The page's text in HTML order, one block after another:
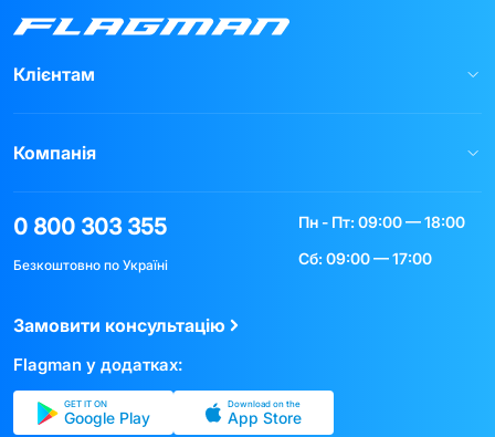
Клієнтам
Компанія
0 800 303 355
Безкоштовно по Україні
Пн - Пт: 09:00 — 18:00
Сб: 09:00 — 17:00
Замовити консультацію
Flagman у додатках:
GET IT ON
Google Play
Download on the
App Store